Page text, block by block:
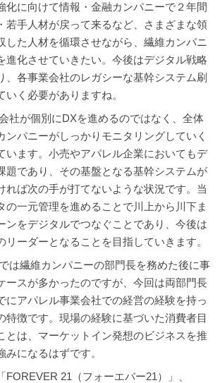
化に向けて情報・金融カンパニーで２年間
若手人材が戻って来るなど、さまざまな領
した人材を循環させながら、繊維カンパニ
進化させていきたい。今後はデジタル戦略
、各事業会社のレガシーな基幹システム刷
いく必要がありますね。
社が個別にDXを進めるのではなく、全体
ンパニーがしっかりモニタリングしていく
います。小売やアパレル企業においてもデ
題であり、その基盤となる基幹システムが
れば次の手が打てないような状況です。当
の一元管理を進めることで川上から川下ま
ンをデジタルでつなぐことであり、今後は
リーダーとなることを目指していきます。
は繊維カンパニーの部門長を務めた後に事
ースが多かったのですが、今回は両部門長
にアパレル事業会社での経営の経験を持っ
特徴です。現場の経験に基づいた消費者目
とは、マーケットイン発想のビジネスを推
になるはずです。
FOREVER 21（フォーエバー21）」、